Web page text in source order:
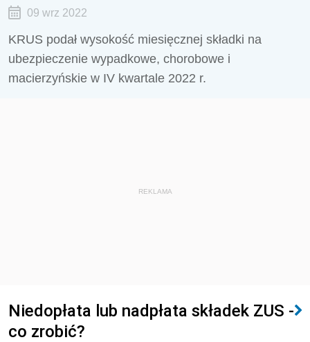
09 wrz 2022
KRUS podał wysokość miesięcznej składki na
ubezpieczenie wypadkowe, chorobowe i
macierzyńskie w IV kwartale 2022 r.
REKLAMA
Niedopłata lub nadpłata składek ZUS -
co zrobić?